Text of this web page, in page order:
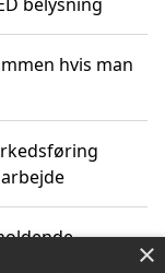
hvis man
×